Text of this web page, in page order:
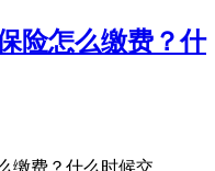
险怎么缴费？什
费？什么时候交